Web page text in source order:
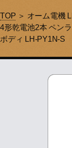
TOP ＞ オーム電機
4形乾電池2本 ペン
ボディ LH-PY1N-S